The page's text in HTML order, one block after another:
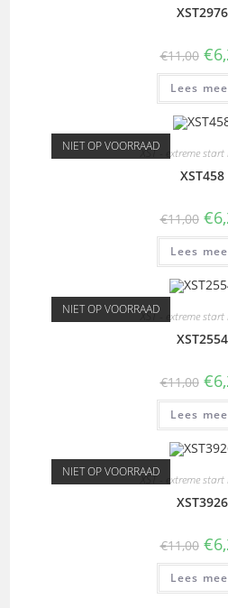
XST2976
€11,00 €
Lees
NIET OP VOORRAADXST - extreme
XST458
€11,00 €
Lees
NIET OP VOORRAADXST - extreme
XST2554
€11,00 €
Lees
NIET OP VOORRAADXST - extreme
XST3926
€11,00 €
Lees